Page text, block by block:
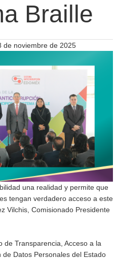
Braille
de noviembre de 2025
una realidad y permite que
tengan verdadero acceso a este
Vilchis, Comisionado Presidente
de Transparencia, Acceso a la
Datos Personales del Estado